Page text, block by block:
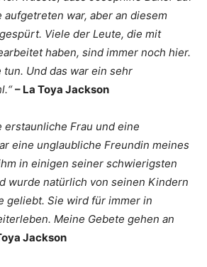
war, aber an diesem
Viele der Leute, die mit
haben, sind immer noch hier.
Und das war ein sehr
– La Toya Jackson
erstaunliche Frau und eine
eine unglaubliche Freundin meines
in einigen seiner schwierigsten
wurde natürlich von seinen Kindern
geliebt. Sie wird für immer in
Meine Gebete gehen an
Jackson